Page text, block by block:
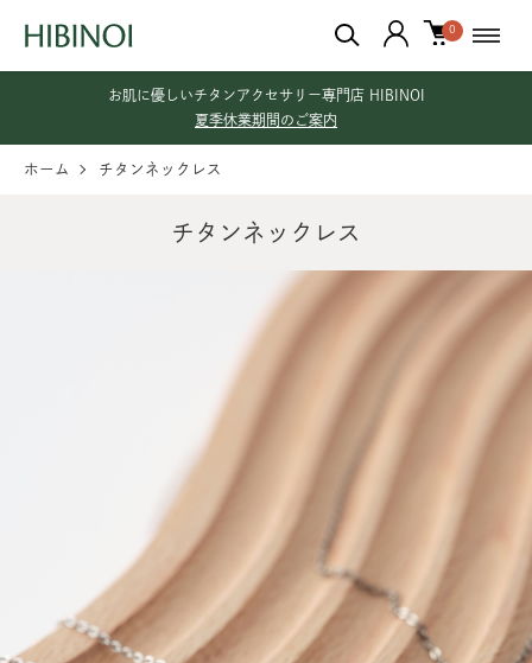
お肌に優しいチタンアクセサリー専門店 HIBINOI
夏季休業期間のご案内
0
ホーム チタンネックレス
チタンネックレス